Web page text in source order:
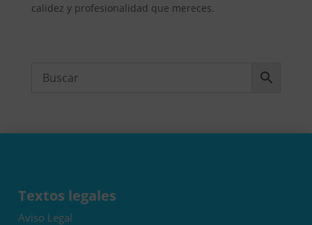
calidez y profesionalidad que mereces.
Textos legales
Aviso Legal